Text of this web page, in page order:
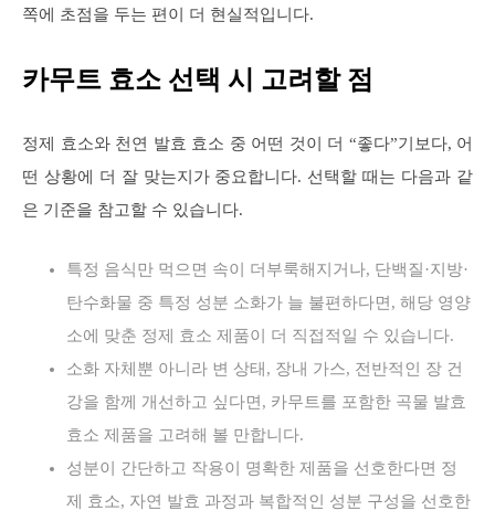
쪽에 초점을 두는 편이 더 현실적입니다.
카무트 효소 선택 시 고려할 점
정제 효소와 천연 발효 효소 중 어떤 것이 더 “좋다”기보다, 어
떤 상황에 더 잘 맞는지가 중요합니다. 선택할 때는 다음과 같
은 기준을 참고할 수 있습니다.
특정 음식만 먹으면 속이 더부룩해지거나, 단백질·지방·
탄수화물 중 특정 성분 소화가 늘 불편하다면, 해당 영양
소에 맞춘 정제 효소 제품이 더 직접적일 수 있습니다.
소화 자체뿐 아니라 변 상태, 장내 가스, 전반적인 장 건
강을 함께 개선하고 싶다면, 카무트를 포함한 곡물 발효
효소 제품을 고려해 볼 만합니다.
성분이 간단하고 작용이 명확한 제품을 선호한다면 정
제 효소, 자연 발효 과정과 복합적인 성분 구성을 선호한